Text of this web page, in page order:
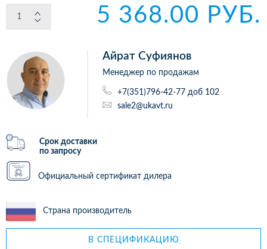
5 368.00 РУБ.
Айрат Суфиянов
Менеджер по продажам
+7(351)796-42-77 доб 102
sale2@ukavt.ru
Срок доставки
по запросу
Официальный сертификат дилера
Страна производитель
В СПЕЦИФИКАЦИЮ